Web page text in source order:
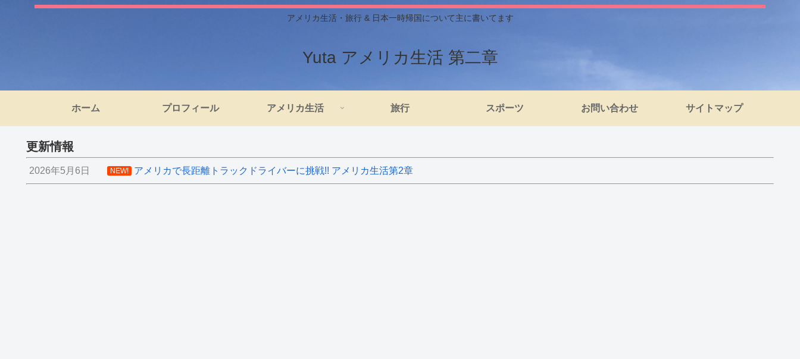
アメリカ生活・旅行 & 日本一時帰国について主に書いてます
Yuta アメリカ生活 第二章
ホーム プロフィール アメリカ生活 旅行 スポーツ お問い合わせ サイトマップ
更新情報
2026年5月6日 NEW! アメリカで長距離トラックドライバーに挑戦!! アメリカ生活第2章